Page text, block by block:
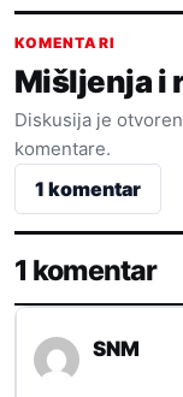
KOMENTARI
Mišljenja i
Diskusija je
komentare.
1 komentar
1 komentar
SNM